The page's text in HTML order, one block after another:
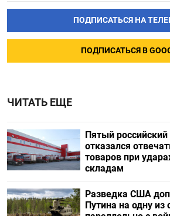
ПОДПИСАТЬСЯ НА
ПОДПИСАТЬСЯ В
ЧИТАТЬ ЕЩЕ
Пятый
отказался
товаров при
складам
Разведка США
Путина на одну из